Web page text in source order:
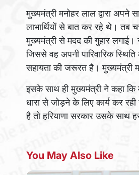
मुख्यमंत्री मनोहर लाल द्वारा अपने
लाभार्थियों से बात कर रहे थे। तब
मुख्यमंत्री से मदद की गुहार
जिससे वह अपनी पारिवारिक
सहायता की जरूरत है। मुख्यमंत्री
इसके साथ ही मुख्यमंत्री ने कहा कि
धारा से जोड़ने के लिए कार्य कर
है तो हरियाणा सरकार उसके साथ
You May Also Like